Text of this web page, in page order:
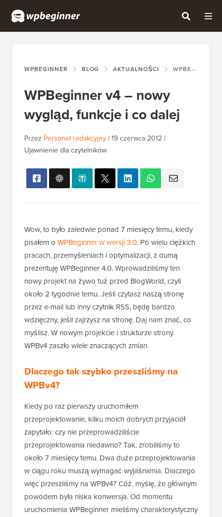
WPBEGINNER BLOG AKTUALNOŚCI WPBEGINNER V4 – NOWY WYGLĄD, FUNKCJE I CO DALEJ
WPBeginner v4 – nowy
wygląd, funkcje i co dalej
Przez Personel redakcyjny | 19 czerwca 2012 |
Ujawnienie dla czytelników
Wow, to było zaledwie ponad 7 miesięcy temu, kiedy
pisałem o WPBeginner w wersji 3.0. Po wielu ciężkich
pracach, przemyśleniach i optymalizacji, z dumą
prezentuję WPBeginner 4.0. Wprowadziliśmy ten
nowy projekt na żywo tuż przed BlogWorld, czyli
około 2 tygodnie temu. Jeśli czytasz naszą stronę
przez e-mail lub inny czytnik RSS, będę bardzo
wdzięczny, jeśli zajrzysz na stronę. Daj nam znać, co
myślisz. W nowym projekcie i strukturze strony
WPBv4 zaszło wiele znaczących zmian.
Dlaczego tak szybko przeszliśmy na
WPBv4?
Kiedy po raz pierwszy uruchomiłem
przeprojektowanie, kilku moich dobrych przyjaciół
zapytało: czy nie przeprowadziliście
przeprojektowania niedawno? Tak, zrobiliśmy to
około 7 miesięcy temu. Dwa duże przeprojektowania
w ciągu roku muszą wymagać wyjaśnienia. Dlaczego
więc przeszliśmy na WPBv4? Cóż, myślę, że głównym
powodem była niska konwersja. Od momentu
uruchomienia WPBeginner mieliśmy charakterystyczny